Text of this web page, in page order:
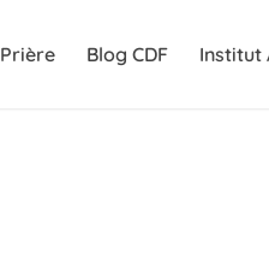
Prière Blog CDF Institut